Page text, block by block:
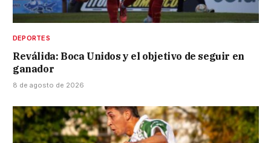
DEPORTES
Reválida: Boca Unidos y el objetivo de seguir en
ganador
8 de agosto de 2026